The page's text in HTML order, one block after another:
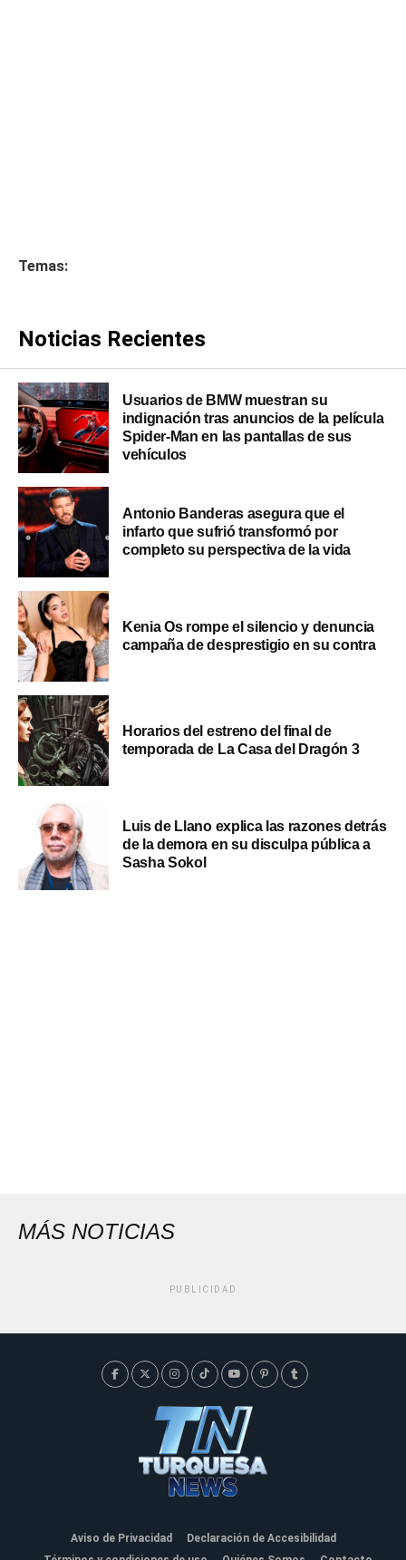
Temas:
Noticias Recientes
Usuarios de BMW muestran su
indignación tras anuncios de la película
Spider-Man en las pantallas de sus
vehículos
Antonio Banderas asegura que el
infarto que sufrió transformó por
completo su perspectiva de la vida
Kenia Os rompe el silencio y denuncia
campaña de desprestigio en su contra
Horarios del estreno del final de
temporada de La Casa del Dragón 3
Luis de Llano explica las razones detrás
de la demora en su disculpa pública a
Sasha Sokol
MÁS NOTICIAS
PUBLICIDAD
Aviso de Privacidad
Declaración de Accesibilidad